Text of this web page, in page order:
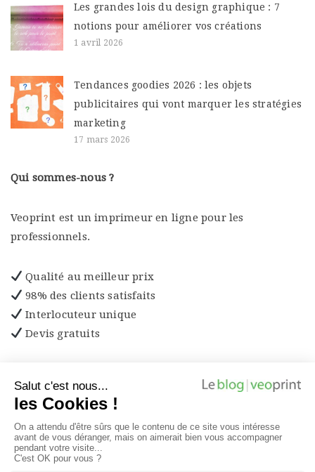
Les grandes lois du design graphique : 7
notions pour améliorer vos créations
1 avril 2026
Tendances goodies 2026 : les objets
publicitaires qui vont marquer les stratégies
marketing
17 mars 2026
Qui sommes-nous ?
Veoprint est un imprimeur en ligne pour les
professionnels.
Qualité au meilleur prix
98% des clients satisfaits
Interlocuteur unique
Devis gratuits
Découvrez les produits